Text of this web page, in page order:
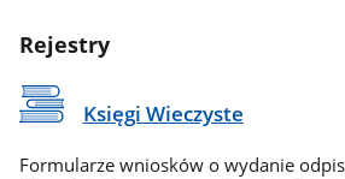
Rejestry
Księgi Wieczyste
Formularze wniosków o wydanie